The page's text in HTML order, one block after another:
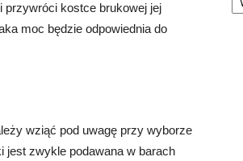
przywróci kostce brukowej jej
moc będzie odpowiednia do
wziąć pod uwagę przy wyborze
jest zwykle podawana w barach